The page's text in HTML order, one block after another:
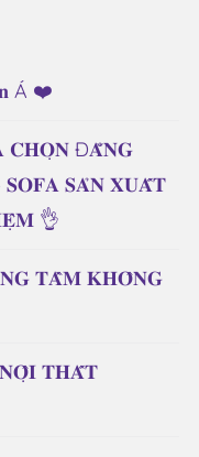
Á ❤️
𝐂𝐇𝐎̣𝐍 Đ𝐀̆̉𝐍𝐆
𝐒𝐀̉𝐍 𝐗𝐔𝐀̂́𝐓
👌
𝐓𝐀̂̀𝐌 𝐊𝐇𝐎̂𝐍𝐆
𝐓𝐇𝐀̂́𝐓